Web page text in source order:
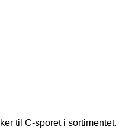
til C-sporet i sortimentet.